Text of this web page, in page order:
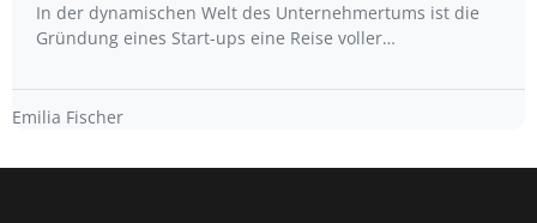
In der dynamischen Welt des Unternehmertums ist die
Gründung eines Start-ups eine Reise voller…
Emilia Fischer